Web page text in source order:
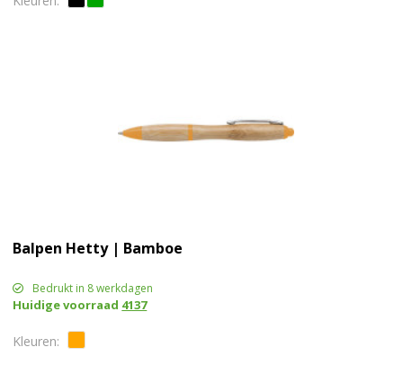
Balpen Hetty | Bamboe
Bedrukt in 8 werkdagen
Huidige voorraad 4137